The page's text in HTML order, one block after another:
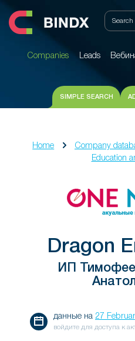
Companies Leads
Companies Leads
SIMPLE SEARCH
Home Company
Education
Dragon
ИП
данные на 27
войдите для доступа к